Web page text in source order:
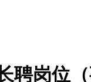
聘岗位